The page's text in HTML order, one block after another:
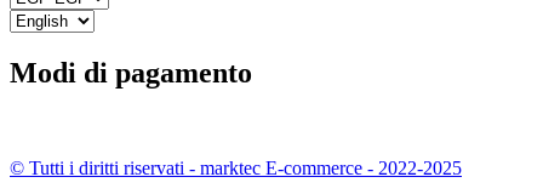
Modi di pagamento
© Tutti i diritti riservati - marktec E-commerce - 2022-2025